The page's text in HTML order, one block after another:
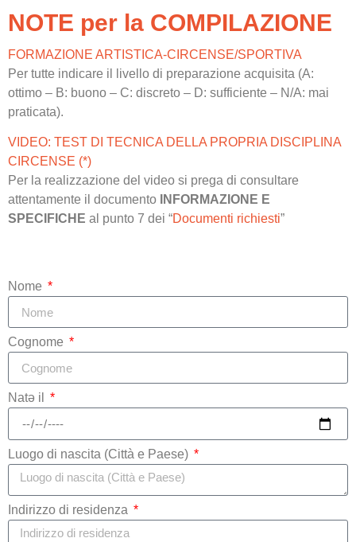
NOTE per la COMPILAZIONE
FORMAZIONE ARTISTICA-CIRCENSE/SPORTIVA
Per tutte indicare il livello di preparazione acquisita (A:
ottimo – B: buono – C: discreto – D: sufficiente – N/A: mai
praticata).
VIDEO: TEST DI TECNICA DELLA PROPRIA DISCIPLINA
CIRCENSE (*)
Per la realizzazione del video si prega di consultare
attentamente il documento
INFORMAZIONE E
SPECIFICHE al punto 7 dei “Documenti richiesti”
Nome
Cognome
Natə il
Luogo di nascita (Città e Paese)
Indirizzo di residenza